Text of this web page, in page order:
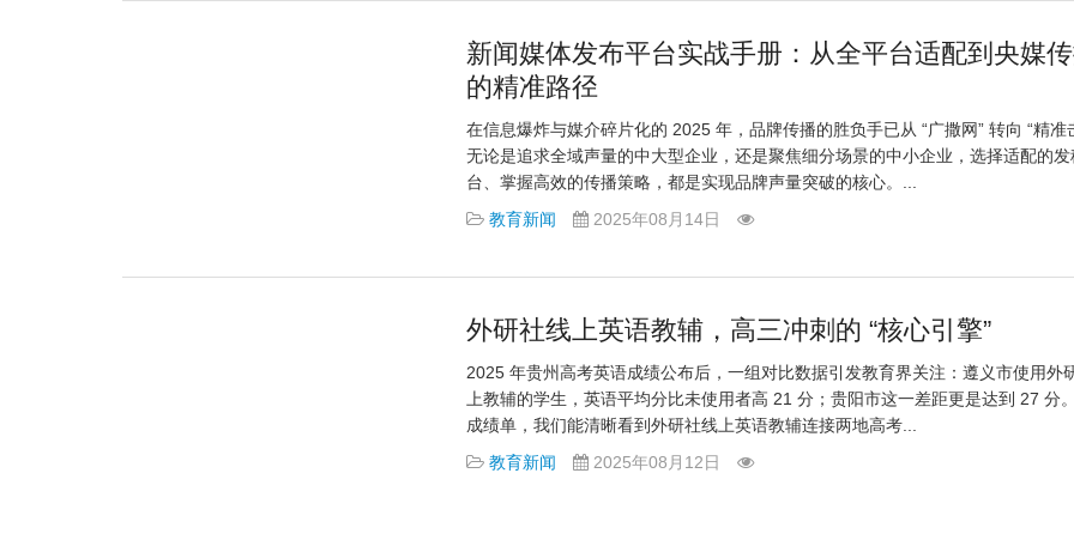
新闻媒体发布平台实战手册：从全平台适配到央媒
的精准路径
在信息爆炸与媒介碎片化的 2025 年，品牌传播的胜负手已从 “广撒网” 转向 “精准
无论是追求全域声量的中大型企业，还是聚焦细分场景的中小企业，选择适配的发
台、掌握高效的传播策略，都是实现品牌声量突破的核心。...
教育新闻
2025年08月14日
外研社线上英语教辅，高三冲刺的 “核心引擎”
2025 年贵州高考英语成绩公布后，一组对比数据引发教育界关注：遵义市使用外
上教辅的学生，英语平均分比未使用者高 21 分；贵阳市这一差距更是达到 27 分
成绩单，我们能清晰看到外研社线上英语教辅连接两地高考...
教育新闻
2025年08月12日